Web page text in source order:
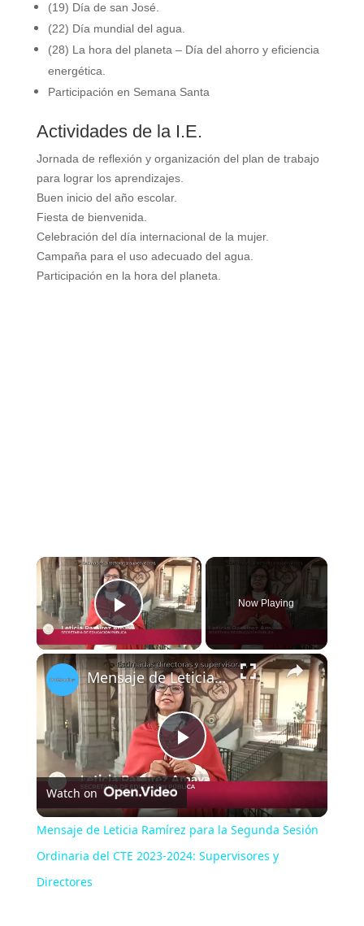
(19) Día de san José.
(22) Día mundial del agua.
(28) La hora del planeta – Día del ahorro y eficiencia
energética.
Participación en Semana Santa
Actividades de la I.E.
Jornada de reflexión y organización del plan de trabajo
para lograr los aprendizajes.
Buen inicio del año escolar.
Fiesta de bienvenida.
Celebración del día internacional de la mujer.
Campaña para el uso adecuado del agua.
Participación en la hora del planeta.
×
Play Video
Now Playing
×
P
l
a
Mensaje de Leticia Ramírez para la Segunda Sesión Ordinaria del CTE 2023-2024: Supervisores y Directores
Watch on
Mensaje de Leticia Ramírez para la Segunda Sesión
Ordinaria del CTE 2023-2024: Supervisores y
Directores